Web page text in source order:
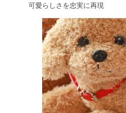
可愛らしさを忠実に再現